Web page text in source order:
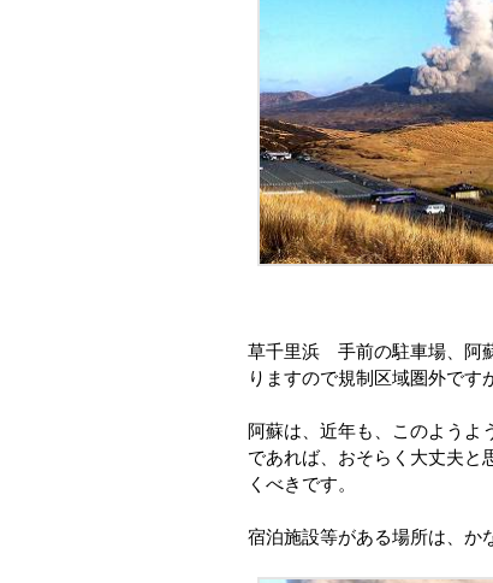
草千里浜 手前の駐車場、阿
りますので規制区域圏外です
阿蘇は、近年も、このようよ
であれば、おそらく大丈夫と
くべきです。
宿泊施設等がある場所は、か